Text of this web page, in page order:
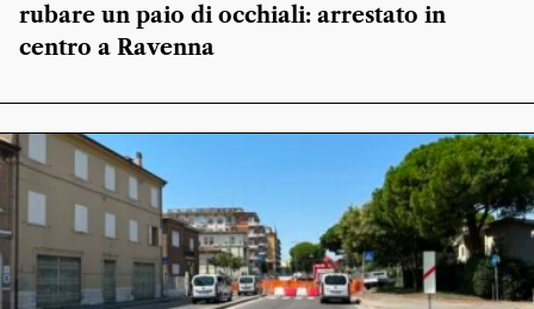
rubare un paio di occhiali: arrestato in
centro a Ravenna